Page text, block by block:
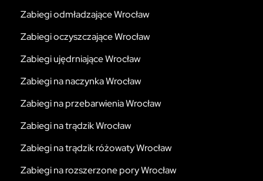
Zabiegi odmładzające Wrocław
Zabiegi oczyszczające Wrocław
Zabiegi ujędrniające Wrocław
Zabiegi na naczynka Wrocław
Zabiegi na przebarwienia Wrocław
Zabiegi na trądzik Wrocław
Zabiegi na trądzik różowaty Wrocław
Zabiegi na rozszerzone pory Wrocław